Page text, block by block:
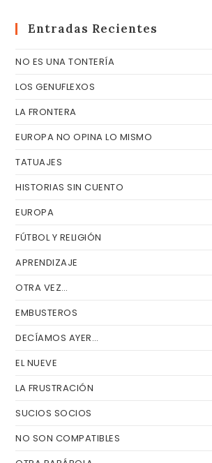
Entradas Recientes
NO ES UNA TONTERÍA
LOS GENUFLEXOS
LA FRONTERA
EUROPA NO OPINA LO MISMO
TATUAJES
HISTORIAS SIN CUENTO
EUROPA
FÚTBOL Y RELIGIÓN
APRENDIZAJE
OTRA VEZ…
EMBUSTEROS
DECÍAMOS AYER…
EL NUEVE
LA FRUSTRACIÓN
SUCIOS SOCIOS
NO SON COMPATIBLES